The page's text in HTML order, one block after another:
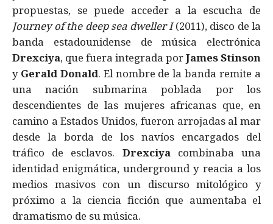
propuestas, se puede acceder a la escucha de
Journey of the deep sea dweller I(2011), disco de la
banda estadounidense de música electrónica
Drexciya, que fuera integrada porJames Stinson
y Gerald Donald. El nombre de la banda remite a
una nación submarina poblada por los
descendientes de las mujeres africanas que, en
camino a Estados Unidos, fueron arrojadas al mar
desde la borda de los navíos encargados del
tráfico de esclavos. Drexciyacombinaba una
identidad enigmática, underground y reacia a los
medios masivos con un discurso mitológico y
próximo a la ciencia ficción que aumentaba el
dramatismo de su música.